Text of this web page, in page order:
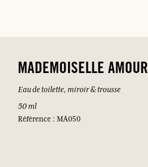
MADEMOISELLE AMOUR
Eau de toilette, miroir & trousse
50 ml
Référence : MA050